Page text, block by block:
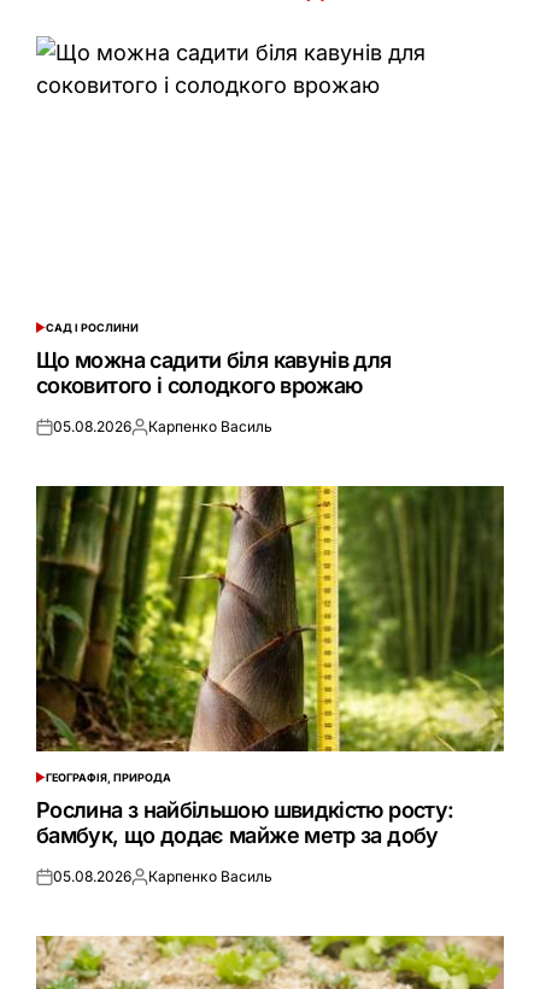
ОПУБЛІКУВАТИ
У
САД І РОСЛИНИ
Що можна садити біля кавунів для
соковитого і солодкого врожаю
Оприлюднено
05.08.2026Опубліковано
Карпенко Василь
ОПУБЛІКУВАТИ
У
ГЕОГРАФІЯ, ПРИРОДА
Рослина з найбільшою швидкістю росту:
бамбук, що додає майже метр за добу
Оприлюднено
05.08.2026Опубліковано
Карпенко Василь